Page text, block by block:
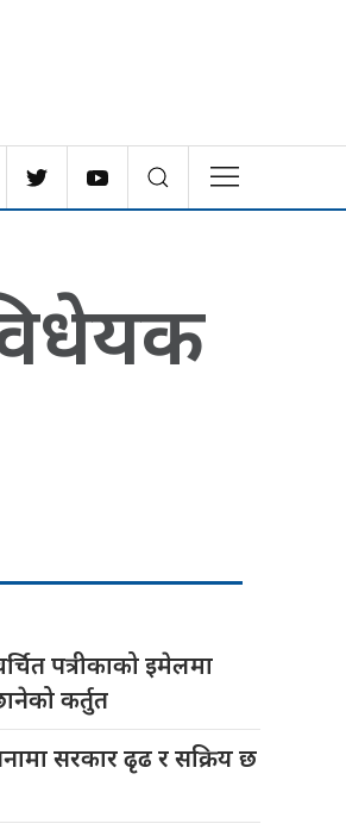
पत्रीकाको इमेलमा
कर्तुत
सरकार ढृढ र सक्रिय छ